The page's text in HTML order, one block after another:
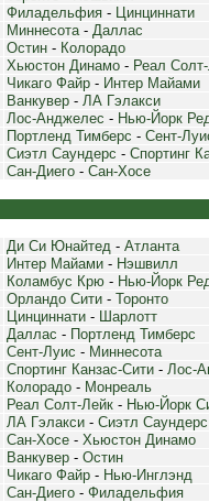
Филадельфия - Цинциннати
Миннесота- Даллас
Остин - Колорадо
Хьюстон Динамо - Реал
Чикаго Файр - Интер Майами
Ванкувер - ЛА Гэлакси
Лос-Анджелес - Нью-Йорк
Портленд Тимберс - Сент-
Сиэтл Саундерс - Спортинг
Сан-Диего - Сан-Хосе
Ди Си Юнайтед - Атланта
Интер Майами - Нэшвилл
Коламбус Крю - Нью-Йорк
Орландо Сити - Торонто
Цинциннати - Шарлотт
Даллас - Портленд Тимберс
Сент-Луис - Миннесота
Спортинг Канзас-Сити - Лос-
Колорадо - Монреаль
Реал Солт-Лейк - Нью-Йорк
ЛА Гэлакси - Сиэтл Саундерс
Сан-Хосе - Хьюстон Динамо
Ванкувер - Остин
Чикаго Файр - Нью-Инглэнд
Сан-Диего - Филадельфия